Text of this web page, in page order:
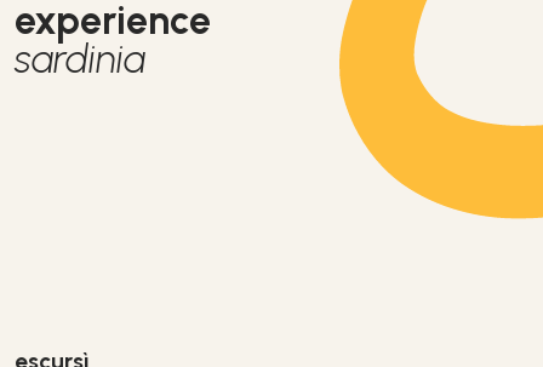
experience
sardinia
escursì